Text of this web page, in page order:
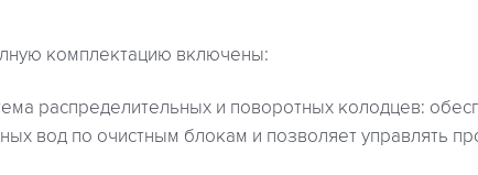
комплектацию включены:
распределительных и поворотных колодцев:
вод по очистным блокам и позволяет управлять